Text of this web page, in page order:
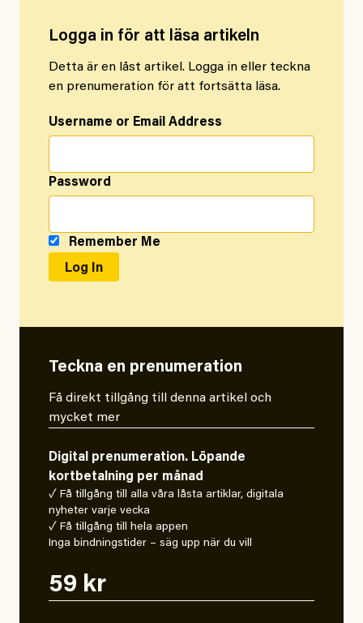
Logga in för att läsa artikeln
Detta är en låst artikel. Logga in eller teckna
en prenumeration för att fortsätta läsa.
Username or Email Address
Password
Remember Me
Teckna en prenumeration
Få direkt tillgång till denna artikel och
mycket mer
Digital prenumeration. Löpande
kortbetalning per månad
✓ Få tillgång till alla våra låsta artiklar, digitala
nyheter varje vecka
✓ Få tillgång till hela appen
Inga bindningstider – säg upp när du vill
59 kr